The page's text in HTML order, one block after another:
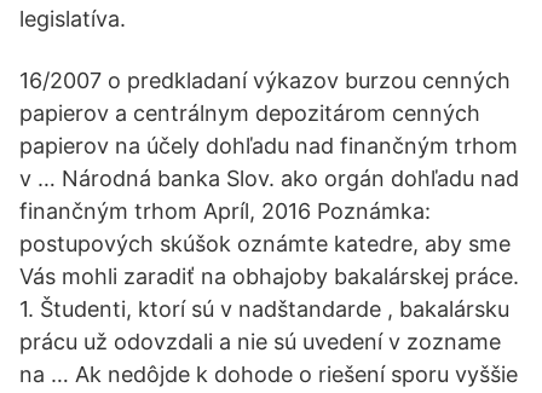
legislatíva.
16/2007 o predkladaní výkazov burzou cenných
papierov a centrálnym depozitárom cenných
papierov na účely dohľadu nad finančným trhom
v … Národná banka Slov. ako orgán dohľadu nad
finančným trhom Apríl, 2016 Poznámka:
postupových skúšok oznámte katedre, aby sme
Vás mohli zaradiť na obhajoby bakalárskej práce.
1. Študenti, ktorí sú v nadštandarde , bakalársku
prácu už odovzdali a nie sú uvedení v zozname
na … Ak nedôjde k dohode o riešení sporu vyššie